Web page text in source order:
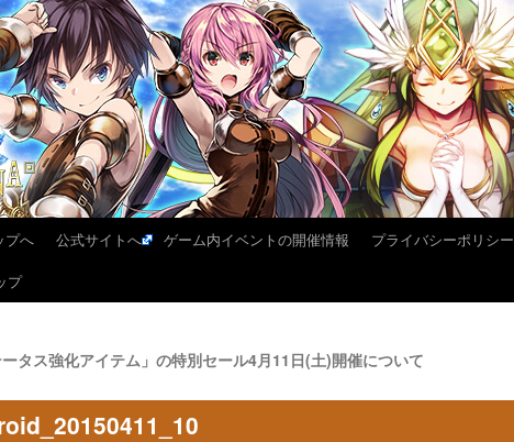
へ 公式サイトへ ゲーム内イベントの開催情報 プライバシーポリシー
プ
ータス強化アイテム」の特別セール4月11日(土)開催について